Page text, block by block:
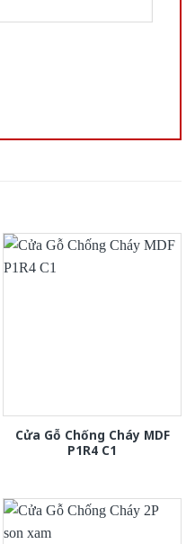
Cửa Gỗ Chống Cháy MDF
P1R4 C1